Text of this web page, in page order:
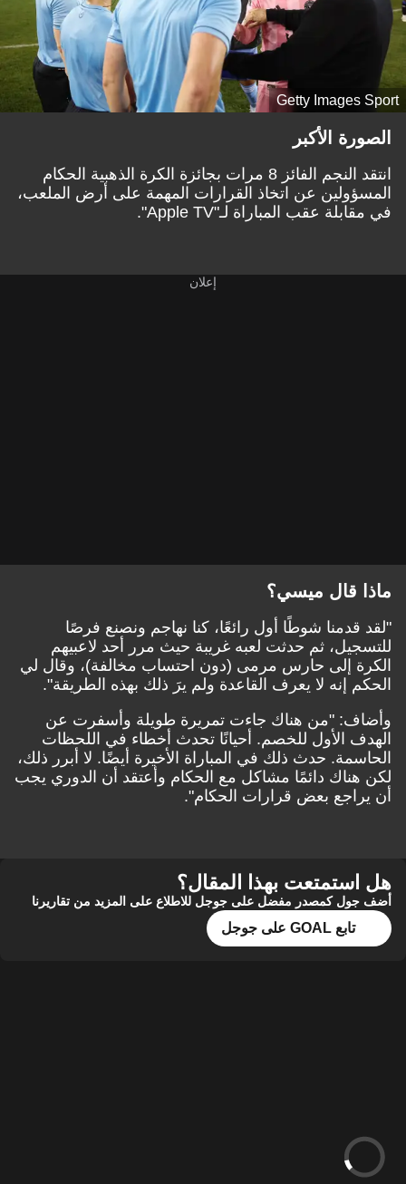
Getty Images Sport
الصورة الأكبر
انتقد النجم الفائز 8 مرات بجائزة الكرة الذهبية الحكام
المسؤولين عن اتخاذ القرارات المهمة على أرض الملعب،
في مقابلة عقب المباراة لـ"Apple TV".
ماذا قال ميسي؟
"لقد قدمنا شوطًا أول رائعًا، كنا نهاجم ونصنع فرصًا
للتسجيل، ثم حدثت لعبه غريبة حيث مرر أحد لاعبيهم
الكرة إلى حارس مرمى (دون احتساب مخالفة)، وقال لي
الحكم إنه لا يعرف القاعدة ولم يرَ ذلك بهذه الطريقة".
وأضاف: "من هناك جاءت تمريرة طويلة وأسفرت عن
الهدف الأول للخصم. أحيانًا تحدث أخطاء في اللحظات
الحاسمة. حدث ذلك في المباراة الأخيرة أيضًا. لا أبرر ذلك،
لكن هناك دائمًا مشاكل مع الحكام وأعتقد أن الدوري يجب
أن يراجع بعض قرارات الحكام".
هل استمتعت بهذا المقال؟
أضف جول كمصدر مفضل على جوجل للاطلاع على المزيد من تقاريرنا
تابع GOAL على جوجل